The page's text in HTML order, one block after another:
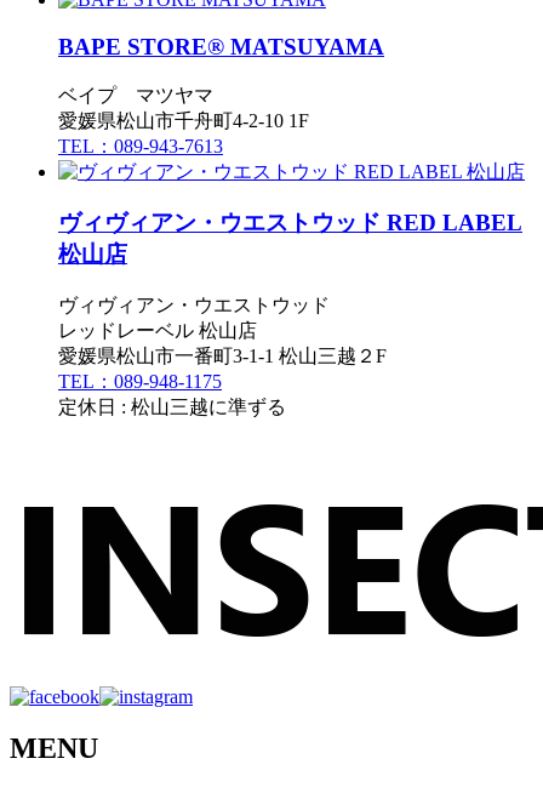
BAPE STORE® MATSUYAMA
ベイプ マツヤマ
愛媛県松山市千舟町4-2-10 1F
TEL：089-943-7613
ヴィヴィアン・ウエストウッド RED LABEL
松山店
ヴィヴィアン・ウエストウッド
レッドレーベル 松山店
愛媛県松山市一番町3-1-1 松山三越２F
TEL：089-948-1175
定休日 : 松山三越に準ずる
MENU